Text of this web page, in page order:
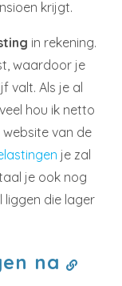
krijgt.
in rekening.
waardoor je
valt. Als je al
hou ik netto
van de
je zal
je ook nog
liggen die lager
na